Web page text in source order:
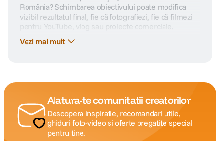
România? Schimbarea obiectivului poate modifica
vizibil rezultatul final, fie că fotografiezi, fie că filmezi
pentru YouTube, vlog sau proiecte comerciale.
Pe f64.ro găsești obiective DSLR compatibile cu
control asupra compoziției, luminii și profunzimii de
De ce să schimbi obiectivul camerei tale
DSLR?
Vezi mai mult
Alatura-te comunitatii creatorilor
Descopera inspiratie, recomandari utile,
ghiduri foto-video si oferte pregatite special
pentru tine.